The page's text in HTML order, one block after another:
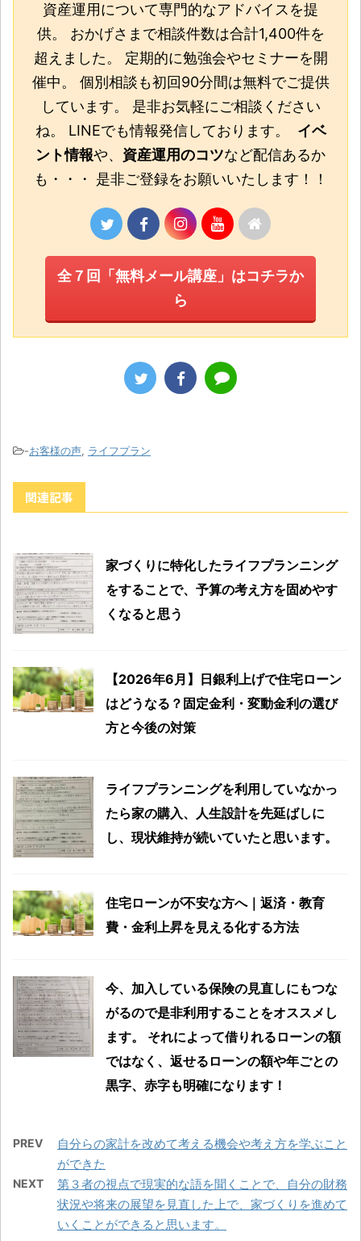
資産運用について専門的なアドバイスを提
供。 おかげさまで相談件数は合計1,400件を
超えました。 定期的に勉強会やセミナーを開
催中。 個別相談も初回90分間は無料でご提供
しています。 是非お気軽にご相談ください
ね。 LINEでも情報発信しております。 イベ
ント情報や、 資産運用のコツなど配信あるか
も・・・ 是非ご登録をお願いいたします！！
全７回「無料メール講座」はコチラか
ら
-お客様の声, ライフプラン
関連記事
家づくりに特化したライフプランニング
をすることで、予算の考え方を固めやす
くなると思う
【2026年6月】日銀利上げで住宅ローン
はどうなる？固定金利・変動金利の選び
方と今後の対策
ライフプランニングを利用していなかっ
たら家の購入、人生設計を先延ばしに
し、現状維持が続いていたと思います。
住宅ローンが不安な方へ｜返済・教育
費・金利上昇を見える化する方法
今、加入している保険の見直しにもつな
がるので是非利用することをオススメし
ます。 それによって借りれるローンの額
ではなく、返せるローンの額や年ごとの
黒字、赤字も明確になります！
PREV
自分らの家計を改めて考える機会や考え方を学ぶこと
ができた
NEXT
第３者の視点で現実的な語を聞くことで、自分の財務
状況や将来の展望を見直した上で、家づくりを進めて
いくことができると思います。